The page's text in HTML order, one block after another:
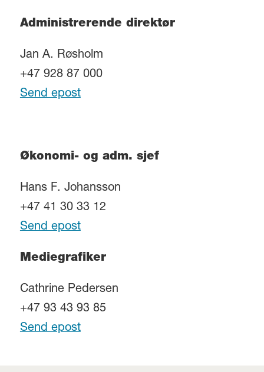
Administrerende direktør
Jan A. Røsholm
+47 928 87 000
Send epost
Økonomi- og adm. sjef
Hans F. Johansson
+47 41 30 33 12
Send epost
Mediegrafiker
Cathrine Pedersen
+47 93 43 93 85
Send epost